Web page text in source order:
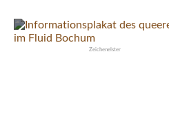
Zeichenelster